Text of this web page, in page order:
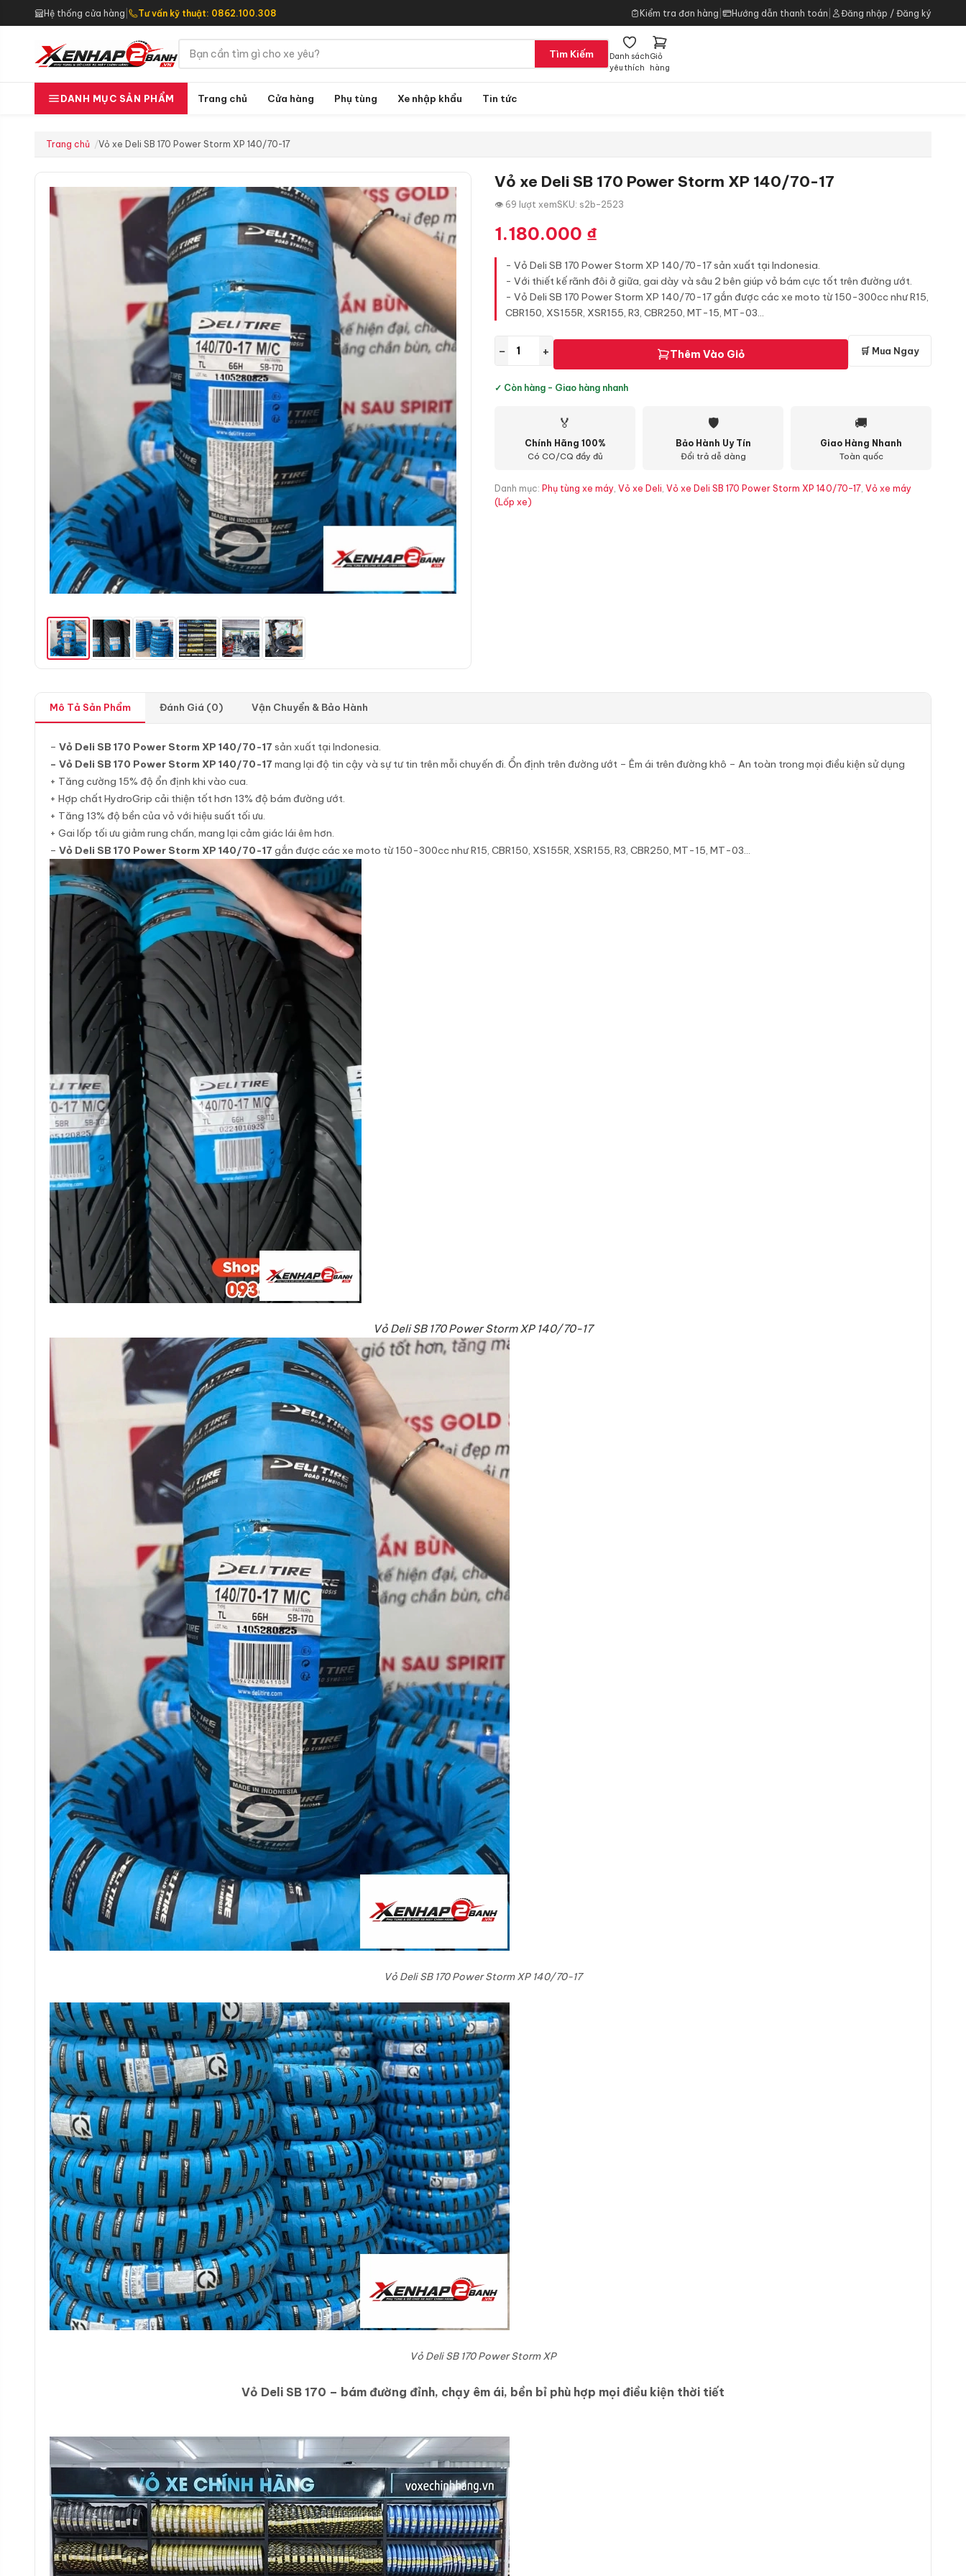
Hệ thống cửa hàng Tư vấn kỹ thuật: 0862.100.308 Kiểm tra đơn hàng Hướng dẫn thanh toán Đăng nhập / Đăng ký
Tìm Kiếm
Danh sách
yêu thích
Giỏ
hàng
DANH MỤC SẢN PHẨM Trang chủ Cửa hàng Phụ tùng Xe nhập khẩu Tin tức
Trang chủ Vỏ xe Deli SB 170 Power Storm XP 140/70-17
Vỏ xe Deli SB 170 Power Storm XP 140/70-17
👁 69 lượt xemSKU: s2b-2523
1.180.000 ₫
- Vỏ Deli SB 170 Power Storm XP 140/70-17 sản xuất tại Indonesia.
- Với thiết kế rãnh đôi ở giữa, gai dày và sâu 2 bên giúp vỏ bám cực tốt trên đường ướt.
- Vỏ Deli SB 170 Power Storm XP 140/70-17 gắn được các xe moto từ 150-300cc như R15,
CBR150, XS155R, XSR155, R3, CBR250, MT-15, MT-03...
− + Thêm Vào Giỏ 🛒 Mua Ngay
✓ Còn hàng - Giao hàng nhanh
🏅
Chính Hãng 100%
Có CO/CQ đầy đủ
🛡
Bảo Hành Uy Tín
Đổi trả dễ dàng
🚚
Giao Hàng Nhanh
Toàn quốc
Danh mục: Phụ tùng xe máy, Vỏ xe Deli, Vỏ xe Deli SB 170 Power Storm XP 140/70-17, Vỏ xe máy
(Lốp xe)
Mô Tả Sản Phẩm Đánh Giá (0) Vận Chuyển & Bảo Hành
– Vỏ Deli SB 170 Power Storm XP 140/70-17 sản xuất tại Indonesia.
– Vỏ Deli SB 170 Power Storm XP 140/70-17 mang lại độ tin cậy và sự tư tin trên mỗi chuyến đi. Ổn định trên đường ướt – Êm ái trên đường khô – An toàn trong mọi điều kiện sử dụng
+ Tăng cường 15% độ ổn định khi vào cua.
+ Hợp chất HydroGrip cải thiện tốt hơn 13% độ bám đường ướt.
+ Tăng 13% độ bền của vỏ với hiệu suất tối ưu.
+ Gai lốp tối ưu giảm rung chấn, mang lại cảm giác lái êm hơn.
– Vỏ Deli SB 170 Power Storm XP 140/70-17 gắn được các xe moto từ 150-300cc như R15, CBR150, XS155R, XSR155, R3, CBR250, MT-15, MT-03…
Vỏ Deli SB 170 Power Storm XP 140/70-17
Vỏ Deli SB 170 Power Storm XP 140/70-17
Vỏ Deli SB 170 Power Storm XP
Vỏ Deli SB 170 – bám đường đỉnh, chạy êm ái, bền bỉ phù hợp mọi điều kiện thời tiết